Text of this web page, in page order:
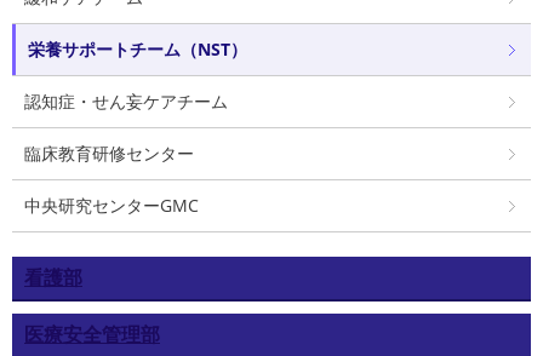
栄養サポートチーム（NST）
認知症・せん妄ケアチーム
臨床教育研修センター
中央研究センターGMC
看護部
医療安全管理部